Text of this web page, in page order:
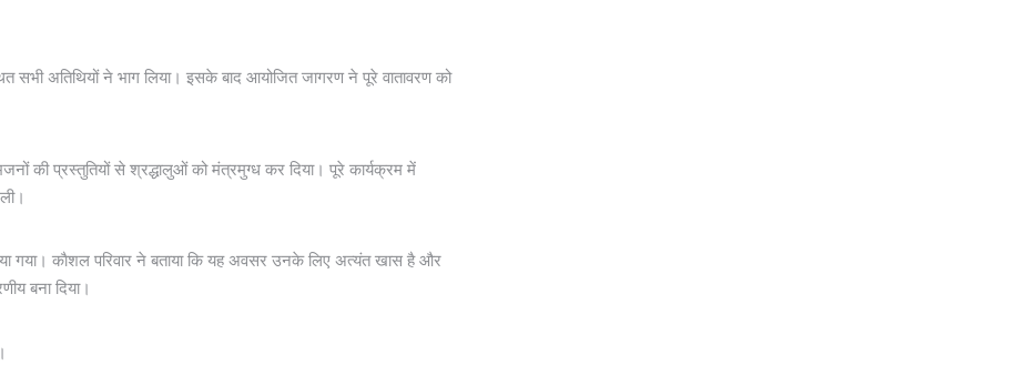
अतिथियों ने भाग लिया। इसके बाद आयोजित जागरण ने पूरे वातावरण को
भजनों की प्रस्तुतियों से श्रद्धालुओं को मंत्रमुग्ध कर दिया। पूरे कार्यक्रम में
गया। काैशल परिवार ने बताया कि यह अवसर उनके लिए अत्यंत खास है और
बना दिया।